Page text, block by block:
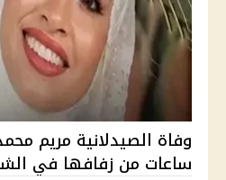
وفاة الصيدلانية مريم
ساعات من زفافها في